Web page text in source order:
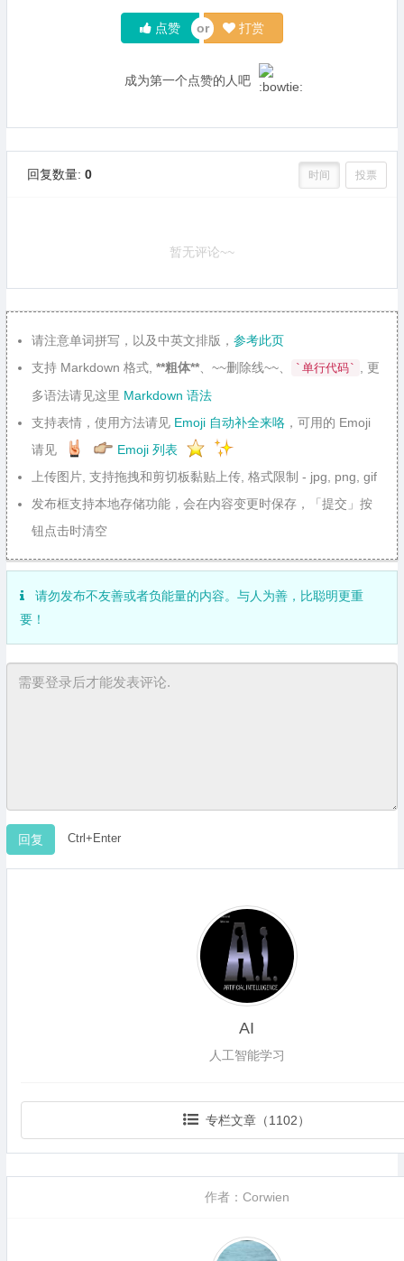
点赞 打赏
成为第一个点赞的人吧
回复数量: 0 时间 投票
暂无评论~~
请注意单词拼写，以及中英文排版， 参考此页
支持 Markdown 格式, **粗体** 、~~删除线~~、 `单行代码`
, 更
多语法请见这里 Markdown 语法
支持表情，使用方法请见 Emoji 自动补全来咯 ，可用的 Emoji
请见
Emoji 列表
上传图片, 支持拖拽和剪切板黏贴上传, 格式限制 - jpg, png, gif
发布框支持本地存储功能，会在内容变更时保存，「提交」按
钮点击时清空
请勿发布不友善或者负能量的内容。与人为善，比聪明更重
要！
Ctrl+Enter
AI
人工智能学习
专栏文章（1102）
作者：Corwien